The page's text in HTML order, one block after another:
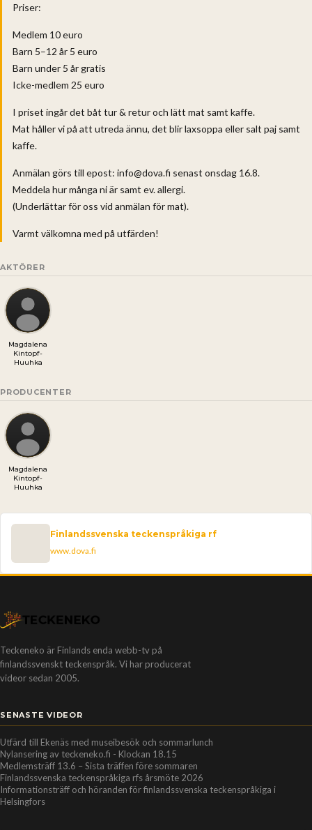
Priser:
Medlem 10 euro
Barn 5–12 år 5 euro
Barn under 5 år gratis
Icke-medlem 25 euro
I priset ingår det båt tur & retur och lätt mat samt kaffe.
Mat håller vi på att utreda ännu, det blir laxsoppa eller salt paj samt
kaffe.
Anmälan görs till epost: info@dova.fi senast onsdag 16.8.
Meddela hur många ni är samt ev. allergi.
(Underlättar för oss vid anmälan för mat).
Varmt välkomna med på utfärden!
AKTÖRER
Magdalena
Kintopf-
Huuhka
PRODUCENTER
Magdalena
Kintopf-
Huuhka
Finlandssvenska teckenspråkiga rf
www.dova.fi
Teckeneko är Finlands enda webb-tv på
finlandssvenskt teckenspråk. Vi har producerat
videor sedan 2005.
SENASTE VIDEOR
Utfärd till Ekenäs med museibesök och sommarlunch
Nylansering av teckeneko.fi - Klockan 18.15
Medlemsträff 13.6 – Sista träffen före sommaren
Finlandssvenska teckenspråkiga rfs årsmöte 2026
Informationsträff och höranden för finlandssvenska teckenspråkiga i
Helsingfors